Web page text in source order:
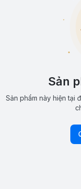
Sản
Sản phẩm này hiện tại